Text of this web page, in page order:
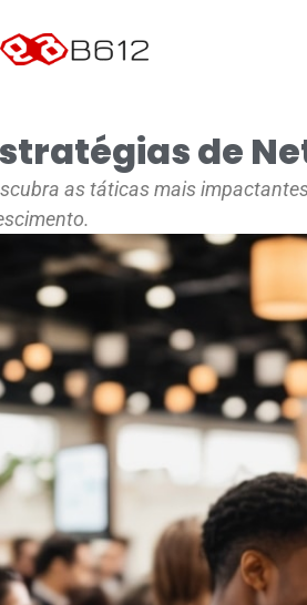
de
as táticas mais